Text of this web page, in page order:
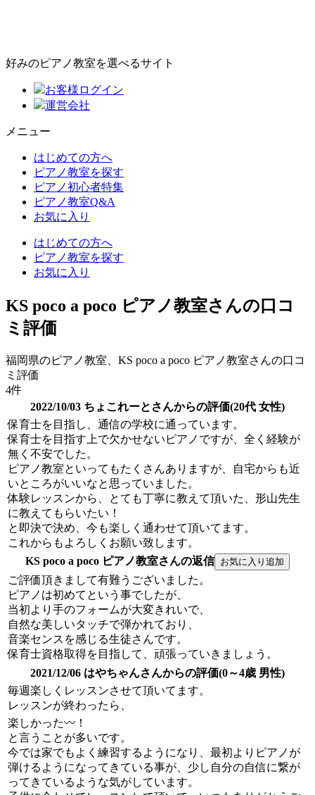
好みのピアノ教室を選べるサイト
お客様ログイン
運営会社
メニュー
はじめての方へ
ピアノ教室を探す
ピアノ初心者特集
ピアノ教室Q&A
お気に入り
はじめての方へ
ピアノ教室を探す
お気に入り
KS poco a poco ピアノ教室さんの口コ
ミ評価
福岡県のピアノ教室、KS poco a poco ピアノ教室さんの口コ
ミ評価
4件
2022/10/03 ちょこれーとさんからの評価(20代 女性)
保育士を目指し、通信の学校に通っています。
保育士を目指す上で欠かせないピアノですが、全く経験が
無く不安でした。
ピアノ教室といってもたくさんありますが、自宅からも近
いところがいいなと思っていました。
体験レッスンから、とても丁寧に教えて頂いた、形山先生
に教えてもらいたい！
と即決で決め、今も楽しく通わせて頂いてます。
これからもよろしくお願い致します。
KS poco a poco ピアノ教室さんの返信
ご評価頂きまして有難うございました。
ピアノは初めてという事でしたが、
当初より手のフォームが大変きれいで、
自然な美しいタッチで弾かれており、
音楽センスを感じる生徒さんです。
保育士資格取得を目指して、頑張っていきましょう。
2021/12/06 はやちゃんさんからの評価(0～4歳 男性)
毎週楽しくレッスンさせて頂いてます。
レッスンが終わったら、
楽しかった〰︎！
と言うことが多いです。
今では家でもよく練習するようになり、最初よりピアノが
弾けるようになってきている事が、少し自分の自信に繋が
ってきているような気がしています。